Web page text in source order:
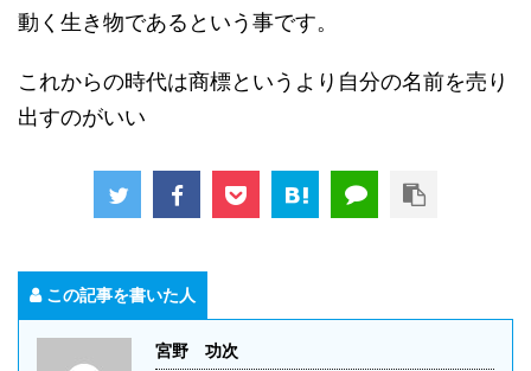
動く生き物であるという事です。
これからの時代は商標というより自分の名前を売り
出すのがいい
この記事を書いた人
宮野 功次